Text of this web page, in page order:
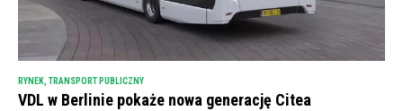
RYNEK TRANSPORT PUBLICZNY
VDL w Berlinie pokaże nowa generację Citea